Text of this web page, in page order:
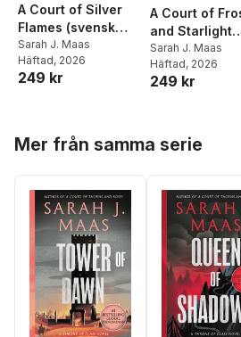
A Court of Silver
Flames (svensk
utgåva)
Sarah J. Maas
Häftad, 2026
249 kr
A Court of
and Starlight
(svensk
Sarah J. Maas
Häftad, 2026
249 kr
Mer från samma serie